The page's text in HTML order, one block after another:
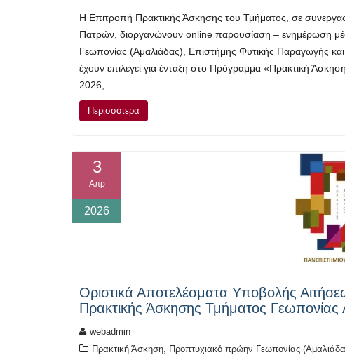
Η Επιτροπή Πρακτικής Άσκησης του Τμήματος, σε
Πατρών, διοργανώνουν online παρουσίαση – ενημέρωση
Γεωπονίας (Αμαλιάδας), Επιστήμης Φυτικής Παραγωγής
έχουν επιλεγεί για ένταξη στο Πρόγραμμα «Πρακτική
2026,…
Περισσότερα
3
Απρ
2026
Οριστικά Αποτελέσματα Υποβολής
Πρακτικής Άσκησης Τμήματος
webadmin
Πρακτική Άσκηση
Προπτυχιακό πρώην Γεωπονίας